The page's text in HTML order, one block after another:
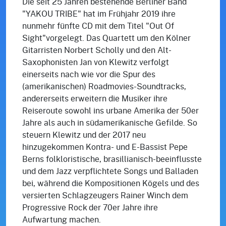
"YAKOU TRIBE" hat im Frühjahr 2019 ihre
nunmehr fünfte CD mit dem Titel "Out Of
Sight"vorgelegt. Das Quartett um den Kölner
Gitarristen Norbert Scholly und den Alt-
Saxophonisten Jan von Klewitz verfolgt
einerseits nach wie vor die Spur des
(amerikanischen) Roadmovies-Soundtracks,
andererseits erweitern die Musiker ihre
Reiseroute sowohl ins urbane Amerika der 50er
Jahre als auch in südamerikanische Gefilde. So
steuern Klewitz und der 2017 neu
hinzugekommen Kontra- und E-Bassist Pepe
Berns folkloristische, brasillianisch-beeinflusste
und dem Jazz verpflichtete Songs und Balladen
bei, während die Kompositionen Kögels und des
versierten Schlagzeugers Rainer Winch dem
Progressive Rock der 70er Jahre ihre
Aufwartung machen.